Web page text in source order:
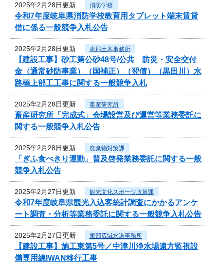
2025年2月28日更新 消防学校
令和7年度岐阜県消防学校教育用タブレット端末賃貸
借に係る一般競争入札公告
2025年2月28日更新 恵那土木事務所
【建設工事】砂工第公砂48号/公共 防災・安全交付
金（通常砂防事業）（国補正）（翌債）（黒田川）水
路橋上部工工事に関する一般競争入札
2025年2月28日更新 畜産研究所
畜産研究所「完成式」会場設営及び運営等業務委託に
関する一般競争入札公告
2025年2月28日更新 廃棄物対策課
「ぎふ食べきり運動」普及啓発業務委託に関する一般
競争入札公告
2025年2月27日更新 観光文化スポーツ政策課
令和7年度岐阜県観光入込客統計調査にかかるアンケ
ート調査・分析等業務委託に関する一般競争入札公告
2025年2月27日更新 東部広域水道事務所
【建設工事】施工東第5号／中津川浄水場遠方監視設
備専用線IWAN移行工事